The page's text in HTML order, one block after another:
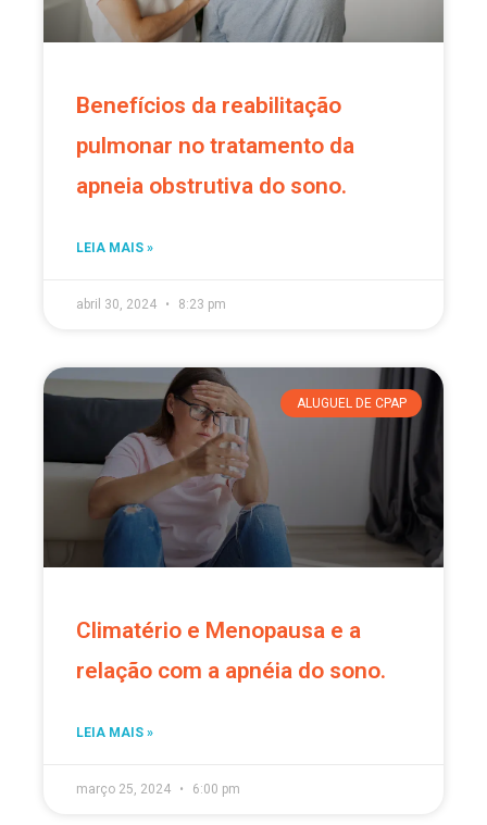
Benefícios da reabilitação
pulmonar no tratamento da
apneia obstrutiva do sono.
LEIA MAIS »
abril 30, 2024 8:23 pm
ALUGUEL DE CPAP
Climatério e Menopausa e a
relação com a apnéia do sono.
LEIA MAIS »
março 25, 2024 6:00 pm